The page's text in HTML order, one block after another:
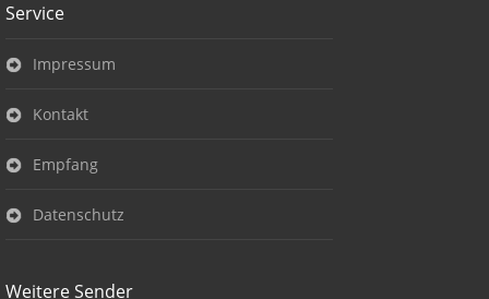
Service
Impressum
Kontakt
Empfang
Datenschutz
Weitere Sender